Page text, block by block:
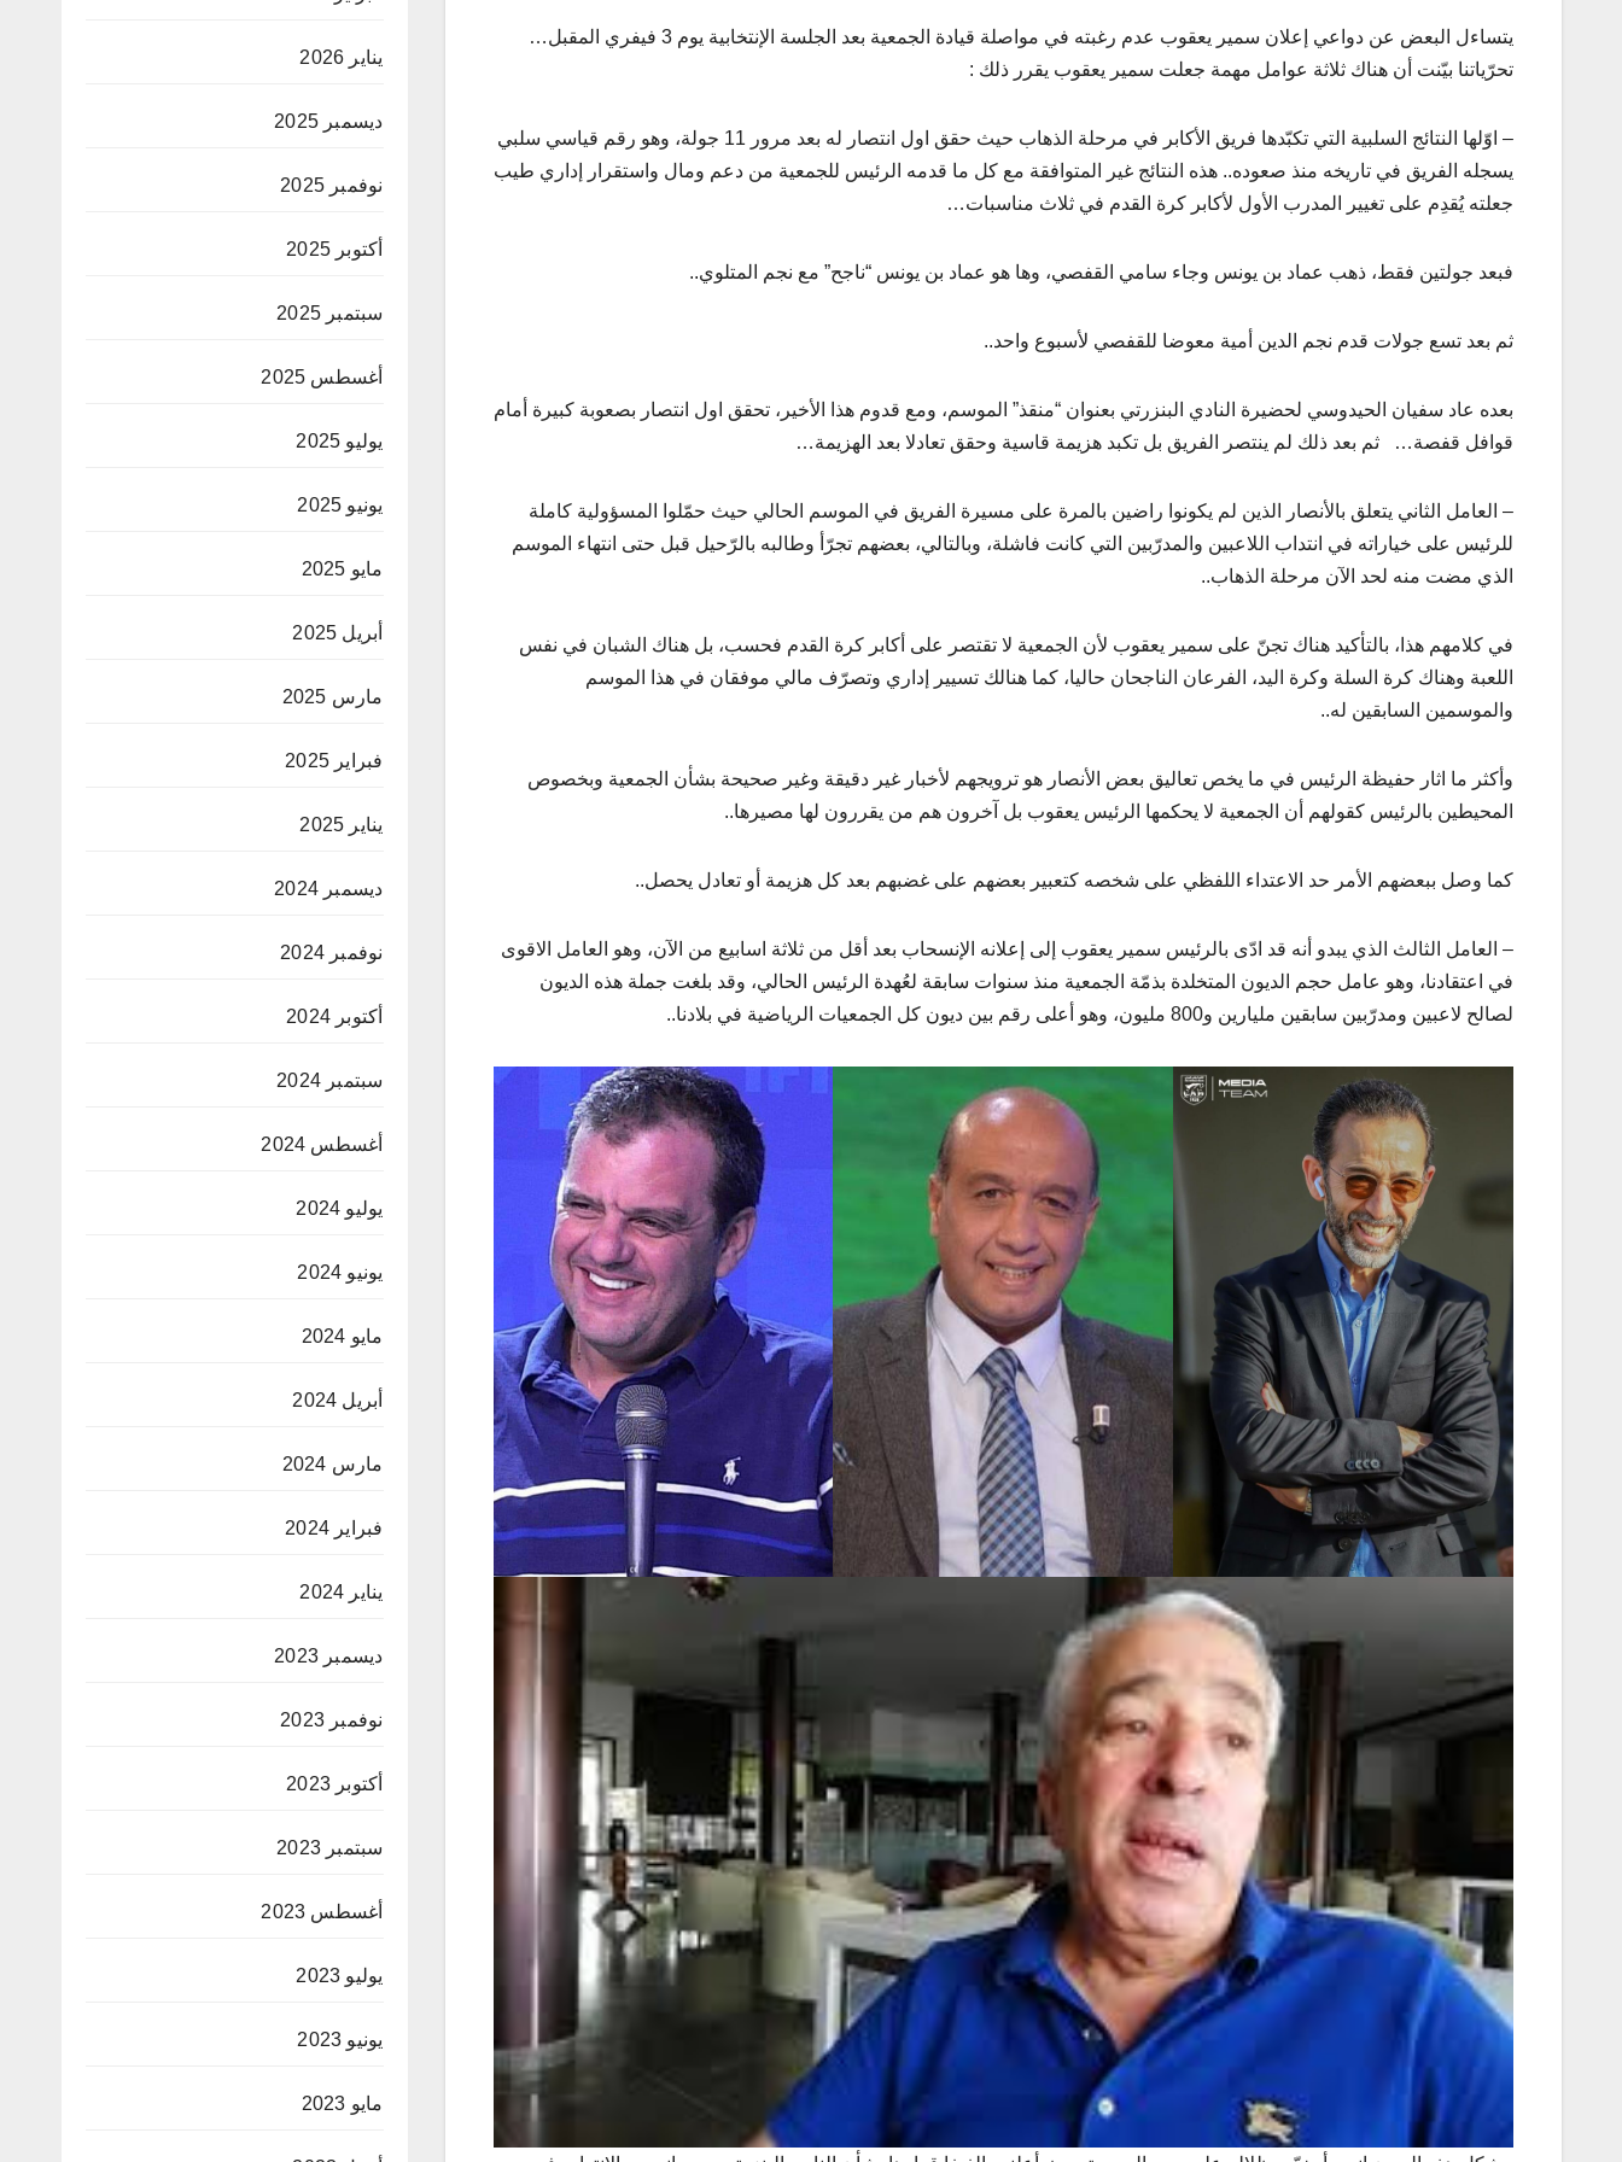
يتساءل البعض عن دواعي إعلان سمير يعقوب عدم رغبته في مواصلة قيادة الجمعية بعد الجلسة الإنتخابية يوم 3 فيفري المقبل…
تحرّياتنا بيّنت أن هناك ثلاثة عوامل مهمة جعلت سمير يعقوب يقرر ذلك :
– اوّلها النتائج السلبية التي تكبّدها فريق الأكابر في مرحلة الذهاب حيث حقق اول انتصار له بعد مرور 11 جولة، وهو رقم قياسي سلبي
يسجله الفريق في تاريخه منذ صعوده.. هذه النتائج غير المتوافقة مع كل ما قدمه الرئيس للجمعية من دعم ومال واستقرار إداري طيب
جعلته يُقدِم على تغيير المدرب الأول لأكابر كرة القدم في ثلاث مناسبات…
فبعد جولتين فقط، ذهب عماد بن يونس وجاء سامي القفصي، وها هو عماد بن يونس “ناجح” مع نجم المتلوي..
ثم بعد تسع جولات قدم نجم الدين أمية معوضا للقفصي لأسبوع واحد..
بعده عاد سفيان الحيدوسي لحضيرة النادي البنزرتي بعنوان “منقذ” الموسم، ومع قدوم هذا الأخير، تحقق اول انتصار بصعوبة كبيرة أمام
قوافل قفصة… ثم بعد ذلك لم ينتصر الفريق بل تكبد هزيمة قاسية وحقق تعادلا بعد الهزيمة…
– العامل الثاني يتعلق بالأنصار الذين لم يكونوا راضين بالمرة على مسيرة الفريق في الموسم الحالي حيث حمّلوا المسؤولية كاملة
للرئيس على خياراته في انتداب اللاعبين والمدرّبين التي كانت فاشلة، وبالتالي، بعضهم تجرّأ وطالبه بالرّحيل قبل حتى انتهاء الموسم
الذي مضت منه لحد الآن مرحلة الذهاب..
في كلامهم هذا، بالتأكيد هناك تجنّ على سمير يعقوب لأن الجمعية لا تقتصر على أكابر كرة القدم فحسب، بل هناك الشبان في نفس
اللعبة وهناك كرة السلة وكرة اليد، الفرعان الناجحان حاليا، كما هنالك تسيير إداري وتصرّف مالي موفقان في هذا الموسم
والموسمين السابقين له..
وأكثر ما اثار حفيظة الرئيس في ما يخص تعاليق بعض الأنصار هو ترويجهم لأخبار غير دقيقة وغير صحيحة بشأن الجمعية وبخصوص
المحيطين بالرئيس كقولهم أن الجمعية لا يحكمها الرئيس يعقوب بل آخرون هم من يقررون لها مصيرها..
كما وصل ببعضهم الأمر حد الاعتداء اللفظي على شخصه كتعبير بعضهم على غضبهم بعد كل هزيمة أو تعادل يحصل..
– العامل الثالث الذي يبدو أنه قد ادّى بالرئيس سمير يعقوب إلى إعلانه الإنسحاب بعد أقل من ثلاثة اسابيع من الآن، وهو العامل الاقوى
في اعتقادنا، وهو عامل حجم الديون المتخلدة بذمّة الجمعية منذ سنوات سابقة لعُهدة الرئيس الحالي، وقد بلغت جملة هذه الديون
لصالح لاعبين ومدرّبين سابقين مليارين و800 مليون، وهو أعلى رقم بين ديون كل الجمعيات الرياضية في بلادنا..
يناير 2026
ديسمبر 2025
نوفمبر 2025
أكتوبر 2025
سبتمبر 2025
أغسطس 2025
يوليو 2025
يونيو 2025
مايو 2025
أبريل 2025
مارس 2025
فبراير 2025
يناير 2025
ديسمبر 2024
نوفمبر 2024
أكتوبر 2024
سبتمبر 2024
أغسطس 2024
يوليو 2024
يونيو 2024
مايو 2024
أبريل 2024
مارس 2024
فبراير 2024
يناير 2024
ديسمبر 2023
نوفمبر 2023
أكتوبر 2023
سبتمبر 2023
أغسطس 2023
يوليو 2023
يونيو 2023
مايو 2023